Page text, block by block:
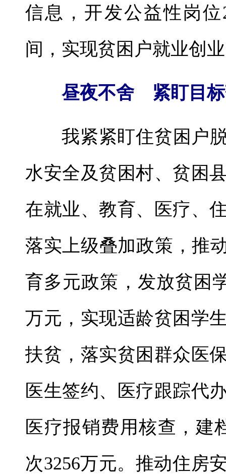
信息，开发公益性岗
间，实现贫困户就业创
昼夜不舍 紧盯目
我紧紧盯住贫困户
水安全及贫困村、贫困
在就业、教育、医疗、
落实上级叠加政策，推
育多元政策，发放贫困
万元，实现适龄贫困学
扶贫，落实贫困群众医
医生签约、医疗跟踪代
医疗报销费用核查，建
次3256万元。推动住房